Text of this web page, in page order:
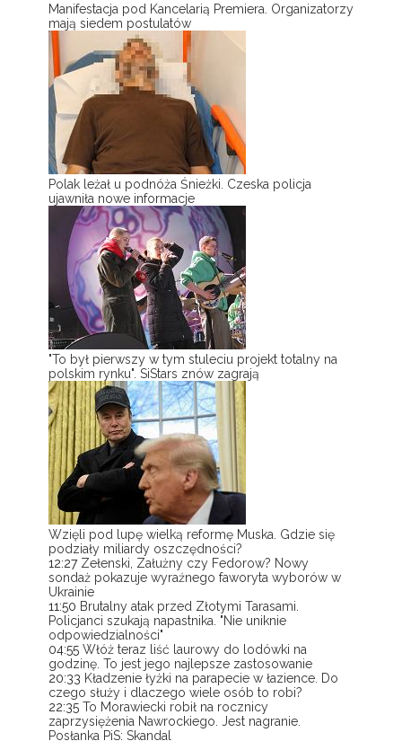
Manifestacja pod Kancelarią Premiera. Organizatorzy
mają siedem postulatów
Polak leżał u podnóża Śnieżki. Czeska policja
ujawniła nowe informacje
"To był pierwszy w tym stuleciu projekt totalny na
polskim rynku". SiStars znów zagrają
Wzięli pod lupę wielką reformę Muska. Gdzie się
podziały miliardy oszczędności?
12:27 Zełenski, Załużny czy Fedorow? Nowy
sondaż pokazuje wyraźnego faworyta wyborów w
Ukrainie
11:50 Brutalny atak przed Złotymi Tarasami.
Policjanci szukają napastnika. "Nie uniknie
odpowiedzialności"
04:55 Włóż teraz liść laurowy do lodówki na
godzinę. To jest jego najlepsze zastosowanie
20:33 Kładzenie łyżki na parapecie w łazience. Do
czego służy i dlaczego wiele osób to robi?
22:35 To Morawiecki robił na rocznicy
zaprzysiężenia Nawrockiego. Jest nagranie.
Posłanka PiS: Skandal